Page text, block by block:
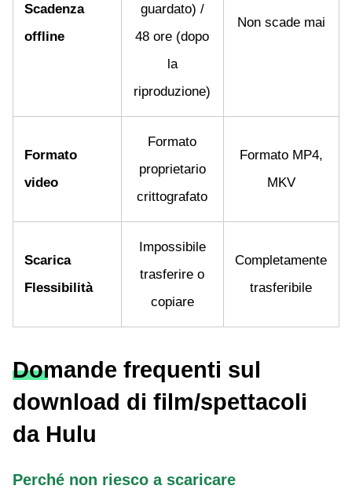
Scadenza
offline
guardato) /
48 ore (dopo
la
riproduzione)
Non scade mai
Formato
video
Formato
proprietario
crittografato
Formato MP4,
MKV
Scarica
Flessibilità
Impossibile
trasferire o
copiare
Completamente
trasferibile
Domande frequenti sul
download di film/spettacoli
da Hulu
Perché non riesco a scaricare